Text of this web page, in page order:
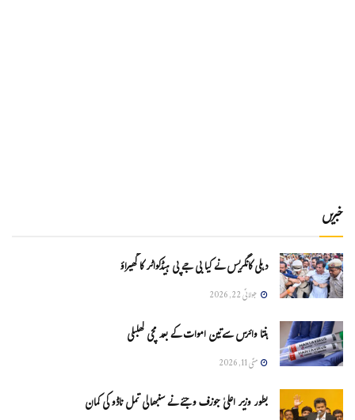
خبریں
دہلی کانگریس نے کیا بی جے پی ہیڈکواٹر کا گھیراؤ
جولائی 22, 2026
ہنتا وائرس سےتین اموات کے بعد مچی کھلبلی
مئی 11, 2026
بطور وزیر اعلیٰ جوزف وجئے نے سنبھالی تمل ناڈو کی کمان